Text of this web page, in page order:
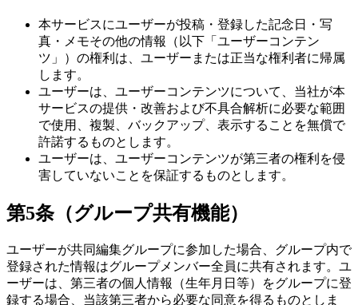
本サービスにユーザーが投稿・登録した記念日・写
真・メモその他の情報（以下「ユーザーコンテン
ツ」）の権利は、ユーザーまたは正当な権利者に帰属
します。
ユーザーは、ユーザーコンテンツについて、当社が本
サービスの提供・改善および不具合解析に必要な範囲
で使用、複製、バックアップ、表示することを無償で
許諾するものとします。
ユーザーは、ユーザーコンテンツが第三者の権利を侵
害していないことを保証するものとします。
第5条（グループ共有機能）
ユーザーが共同編集グループに参加した場合、グループ内で
登録された情報はグループメンバー全員に共有されます。ユ
ーザーは、第三者の個人情報（生年月日等）をグループに登
録する場合、当該第三者から必要な同意を得るものとしま